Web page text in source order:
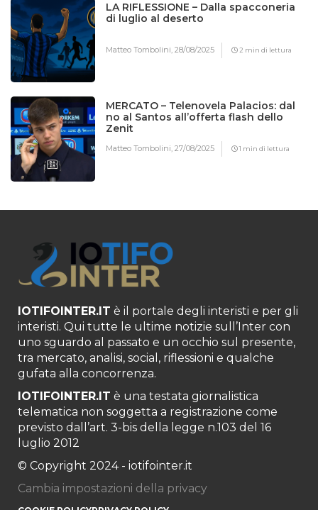
LA RIFLESSIONE – Dalla spacconeria
di luglio al deserto
Matteo Tombolini,28/08/2025 2 min di lettura
MERCATO – Telenovela Palacios: dal
no al Santos all’offerta flash dello
Zenit
Matteo Tombolini,27/08/2025 1 min di lettura
IOTIFOINTER.IT è il portale degli interisti e per gli
interisti. Qui tutte le ultime notizie sull’Inter con
uno sguardo al passato e un occhio sul presente,
tra mercato, analisi, social, riflessioni e qualche
gufata alla concorrenza.
IOTIFOINTER.IT è una testata giornalistica
telematica non soggetta a registrazione come
previsto dall’art. 3-bis della legge n.103 del 16
luglio 2012
© Copyright 2024 - iotifointer.it
Cambia impostazioni della privacy